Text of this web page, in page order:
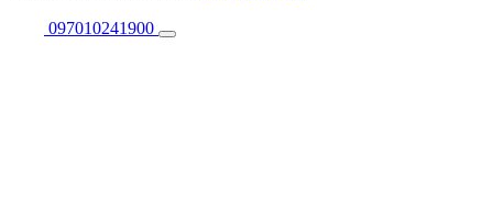
097010241900